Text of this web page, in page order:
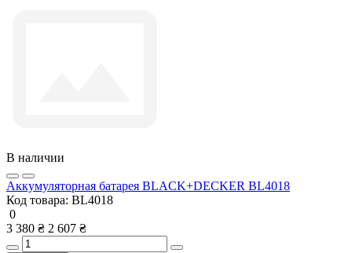
В наличии
Аккумуляторная батарея BLACK+DECKER BL4018
Код товара: BL4018
0
3 380 ₴ 2 607 ₴